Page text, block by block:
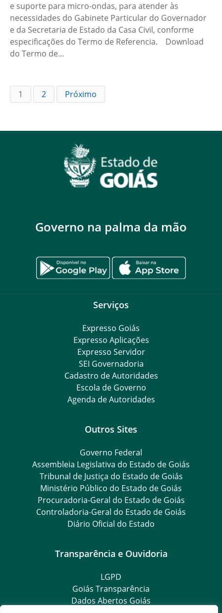
e suporte para micro-ondas, para atender às
necessidades do Gabinete Particular do Governador
e da Secretaria de Estado da Casa Civil, conforme
especificações do Termo de Referencia. Download
do Termo de…
1 2 Próximo
Governo na palma da mão
Serviços
Expresso Goiás
Expresso Aplicações
Expresso Servidor
SEI Governadoria
Cadastro de Autoridades
Escola de Governo
Agenda de Autoridades
Outros Sites
Governo Federal
Assembleia Legislativa do Estado de Goiás
Tribunal de Justiça do Estado de Goiás
Ministério Público do Estado de Goiás
Procuradoria-Geral do Estado de Goiás
Controladoria-Geral do Estado de Goiás
Diário Oficial do Estado
Transparência e Ouvidoria
LGPD
Goiás Transparência
Dados Abertos Goiás